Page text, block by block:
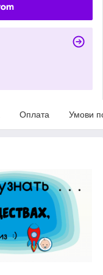
Оплата Умови